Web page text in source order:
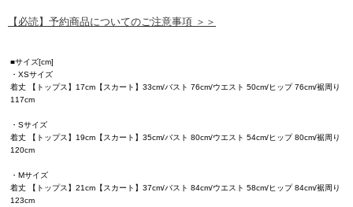
【必読】予約商品についてのご注意事項 ＞＞
■サイズ[cm]
・XSサイズ
着丈 【トップス】17cm【スカート】33cm/バスト 76cm/ウエスト 50cm/ヒップ 76cm/裾周り
117cm
・Sサイズ
着丈 【トップス】19cm【スカート】35cm/バスト 80cm/ウエスト 54cm/ヒップ 80cm/裾周り
120cm
・Mサイズ
着丈 【トップス】21cm【スカート】37cm/バスト 84cm/ウエスト 58cm/ヒップ 84cm/裾周り
123cm